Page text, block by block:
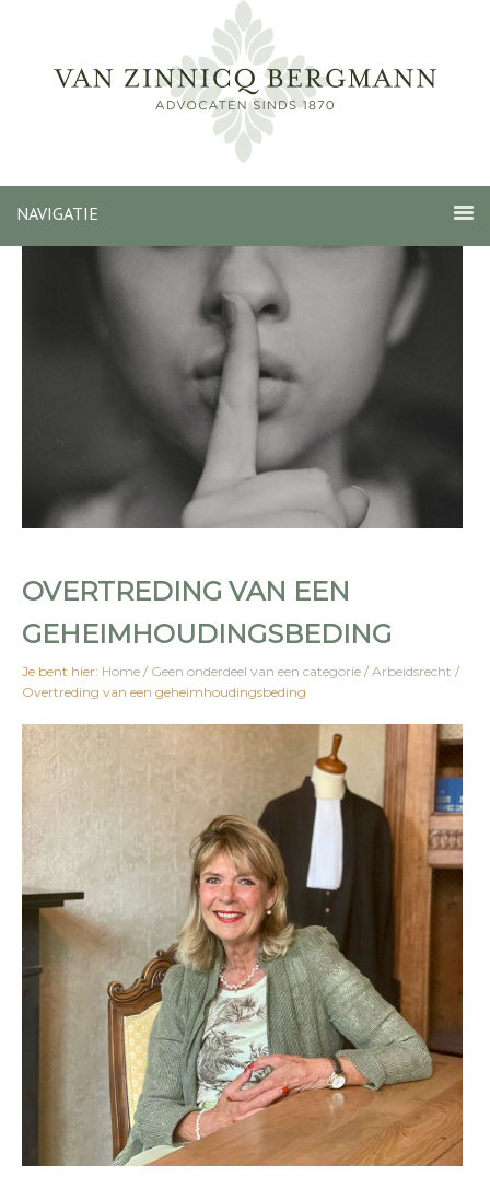
NAVIGATIE
OVERTREDING VAN EEN
GEHEIMHOUDINGSBEDING
Je bent hier: Home / Geen onderdeel van een categorie / Arbeidsrecht /
Overtreding van een geheimhoudingsbeding